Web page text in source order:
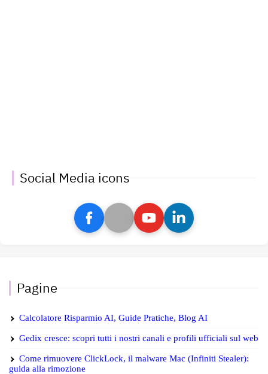
Social Media icons
Pagine
Calcolatore Risparmio AI, Guide Pratiche, Blog AI
Gedix cresce: scopri tutti i nostri canali e profili ufficiali sul web
Come rimuovere ClickLock, il malware Mac (Infiniti Stealer):
guida alla rimozione